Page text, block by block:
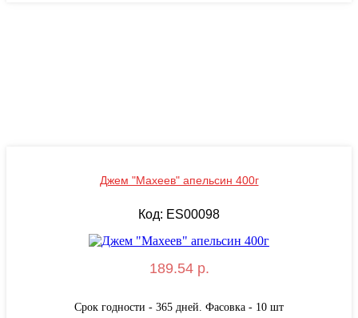
Джем "Махеев" апельсин 400г
Код: ES00098
189.54 р.
Срок годности - 365 дней. Фасовка - 10 шт